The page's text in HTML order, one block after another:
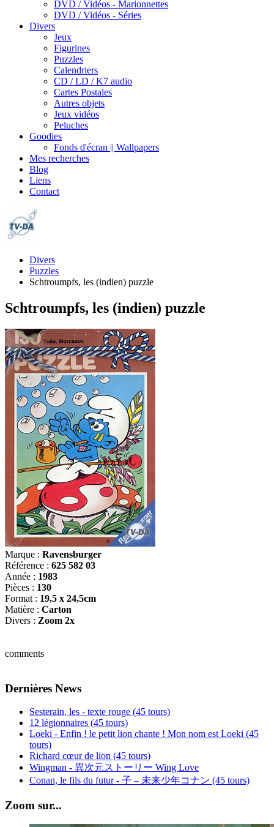
DVD / Vidéos - Marionnettes
DVD / Vidéos - Séries
Divers
Jeux
Figurines
Puzzles
Calendriers
CD / LD / K7 audio
Cartes Postales
Autres objets
Jeux vidéos
Peluches
Goodies
Fonds d'écran || Wallpapers
Mes recherches
Blog
Liens
Contact
Divers
Puzzles
Schtroumpfs, les (indien) puzzle
Schtroumpfs, les (indien) puzzle
Marque : Ravensburger
Référence : 625 582 03
Année : 1983
Pièces : 130
Format : 19,5 x 24,5cm
Matière : Carton
Divers : Zoom 2x
comments
Dernières News
Sesterain, les - texte rouge (45 tours)
12 légionnaires (45 tours)
Loeki - Enfin ! le petit lion chante ! Mon nom est Loeki (45
tours)
Richard cœur de lion (45 tours)
Wingman - 異次元ストーリー Wing Love
Conan, le fils du futur - 子 – 未来少年コナン (45 tours)
Zoom sur...